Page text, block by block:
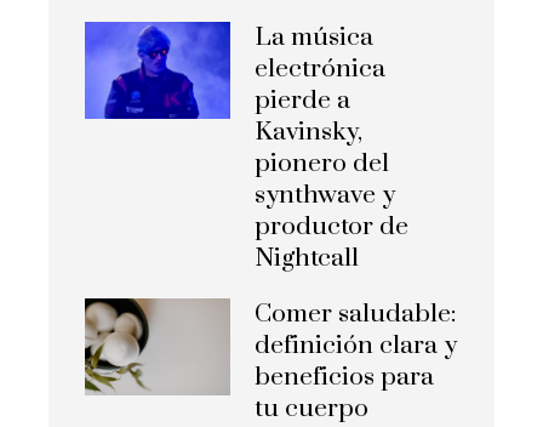
La música
electrónica
pierde a
Kavinsky,
pionero del
synthwave y
productor de
Nightcall
Comer saludable:
definición clara y
beneficios para
tu cuerpo